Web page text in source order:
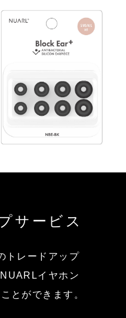
サービス
トレードアップ
イヤホン
とができます。